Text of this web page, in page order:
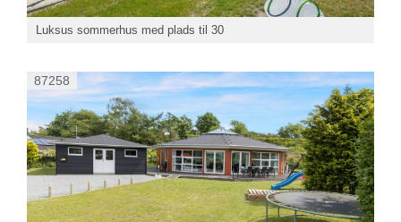
Luksus sommerhus med plads til 30
87258